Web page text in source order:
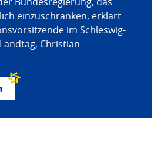
einzuschränken, erklärt
im Schleswig-
Christian